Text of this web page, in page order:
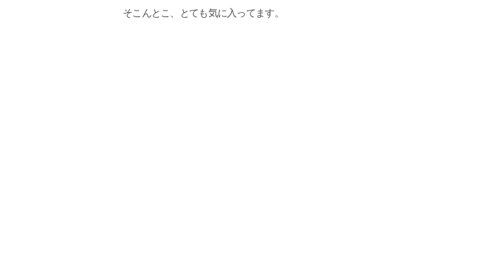
そこんとこ、とても気に入ってます。